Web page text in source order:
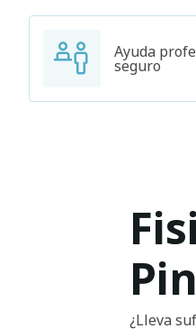
Ayuda
seguro
¿Lleva